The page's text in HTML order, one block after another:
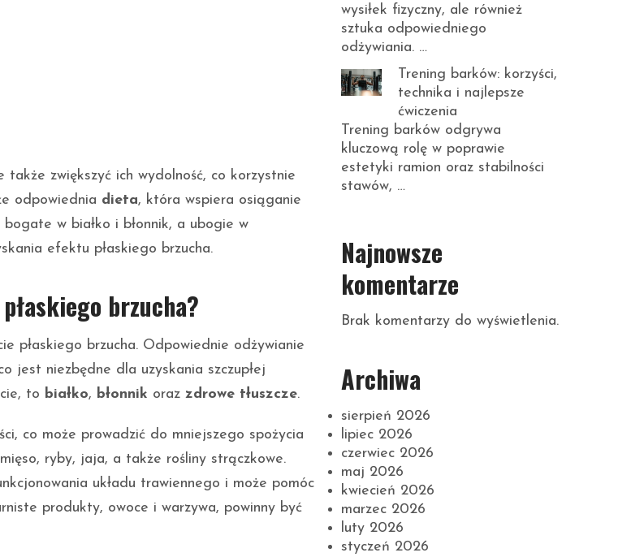
także zwiększyć ich wydolność, co korzystnie
odpowiednia dieta, która wspiera osiąganie
w białko i błonnik, a ubogie w
efektu płaskiego brzucha.
brzucha?
płaskiego brzucha. Odpowiednie odżywianie
jest niezbędne dla uzyskania szczupłej
to białko, błonnik oraz zdrowe tłuszcze.
co może prowadzić do mniejszego spożycia
ryby, jaja, a także rośliny strączkowe.
układu trawiennego i może pomóc
produkty, owoce i warzywa, powinny być
wysiłek fizyczny, ale również
sztuka odpowiedniego
odżywiania. …
Trening barków: korzyści,
technika i najlepsze
ćwiczenia
Trening barków odgrywa
kluczową rolę w poprawie
estetyki ramion oraz stabilności
stawów, …
Najnowsze
komentarze
Brak komentarzy do wyświetlenia.
Archiwa
sierpień 2026
lipiec 2026
czerwiec 2026
maj 2026
kwiecień 2026
marzec 2026
luty 2026
styczeń 2026